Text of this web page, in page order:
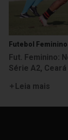
Futebol Feminino
Fut. Feminino:
Série A2,
Leia mais